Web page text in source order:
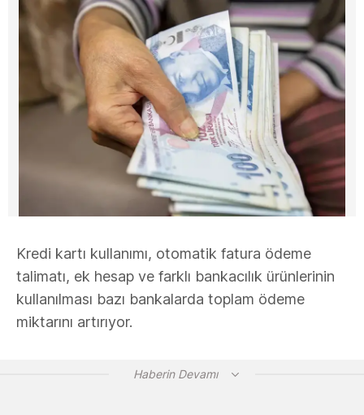
Kredi kartı kullanımı, otomatik fatura ödeme
talimatı, ek hesap ve farklı bankacılık ürünlerinin
kullanılması bazı bankalarda toplam ödeme
miktarını artırıyor.
Haberin Devamı